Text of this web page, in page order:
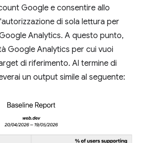
Google e consentire allo
di sola lettura per
Analytics. A questo punto,
Google Analytics per cui vuoi
di riferimento. Al termine di
un output simile al seguente: